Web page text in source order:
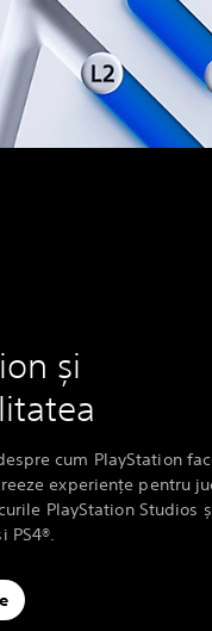
și
cum PlayStation
experiențe pentru
PlayStation Studios
PS4®.